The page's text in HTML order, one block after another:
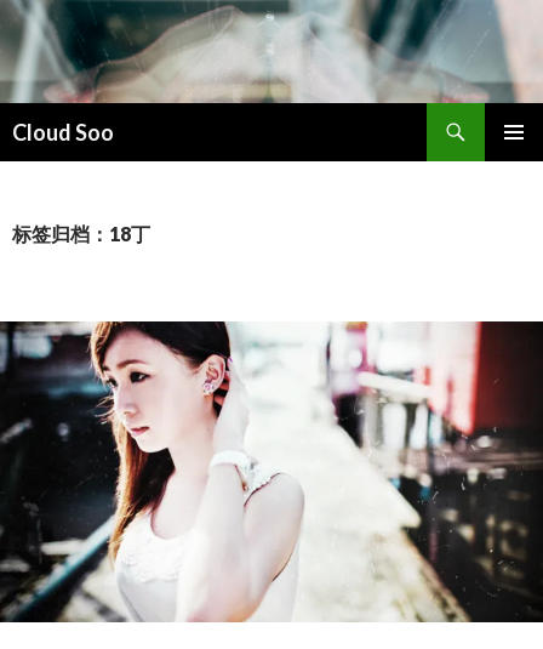
Cloud Soo
索
文
标签归档：18丁